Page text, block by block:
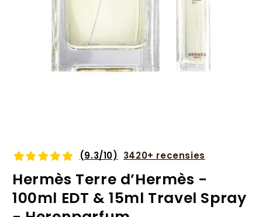
modaal
(9.3/10) 3420+ recensies
Hermès Terre d’Hermès -
100ml EDT & 15ml Travel Spray